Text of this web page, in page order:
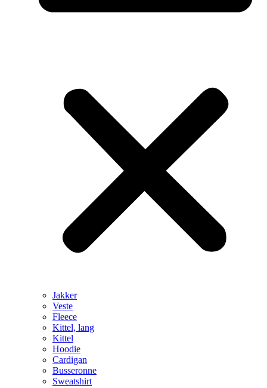
Jakker
Veste
Fleece
Kittel, lang
Kittel
Hoodie
Cardigan
Busseronne
Sweatshirt